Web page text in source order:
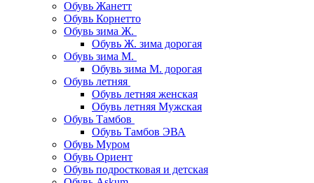
Обувь Жанетт
Обувь Корнетто
Обувь зима Ж.
Обувь Ж. зима дорогая
Обувь зима М.
Обувь зима М. дорогая
Обувь летняя
Обувь летняя женская
Обувь летняя Мужская
Обувь Тамбов
Обувь Тамбов ЭВА
Обувь Муром
Обувь Ориент
Обувь подростковая и детская